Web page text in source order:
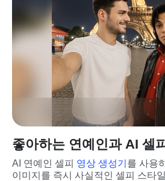
좋아하는 연예인과 AI 셀
AI 연예인 셀피 영상 생성기 를 사용
이미지를 즉시 사실적인 셀피 스타